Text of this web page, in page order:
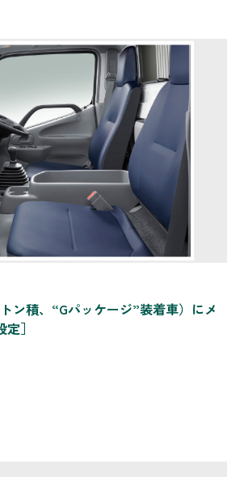
ン積、“Gパッケージ”装着車）にメ
］